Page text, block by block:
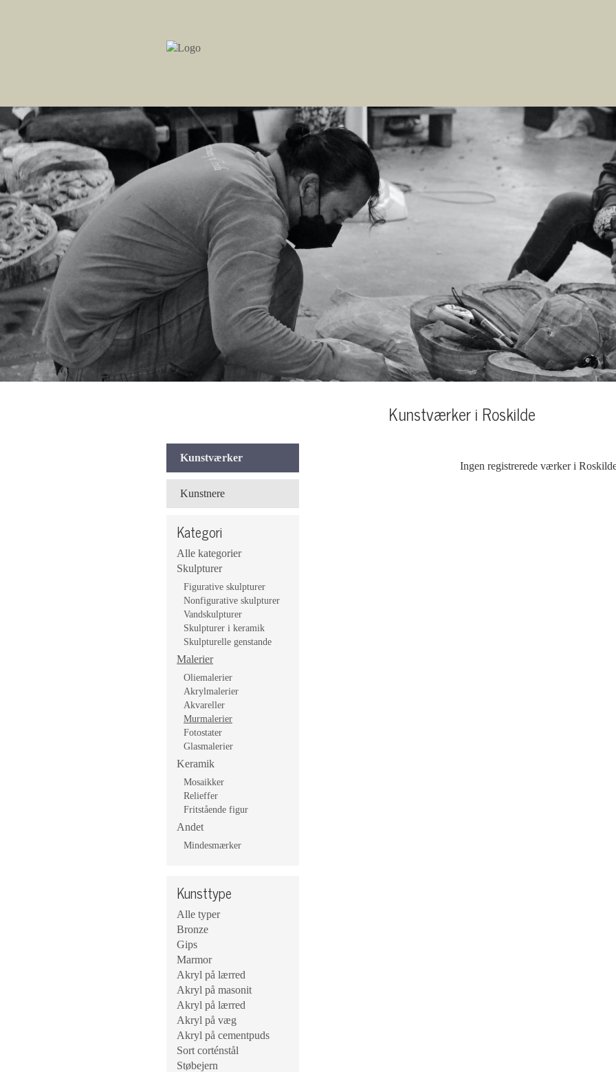
Kunstværker i Roskilde
Kunstværker
Kunstnere
Kategori
Alle kategorier
Skulpturer
Figurative skulpturer
Nonfigurative skulpturer
Vandskulpturer
Skulpturer i keramik
Skulpturelle genstande
Malerier
Oliemalerier
Akrylmalerier
Akvareller
Murmalerier
Fotostater
Glasmalerier
Keramik
Mosaikker
Relieffer
Fritstående figur
Andet
Mindesmærker
Kunsttype
Alle typer
Bronze
Gips
Marmor
Akryl på lærred
Akryl på masonit
Akryl på lærred
Akryl på væg
Akryl på cementpuds
Sort corténstål
Støbejern
Ingen registrerede værker i